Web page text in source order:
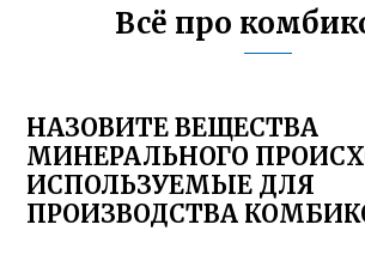
Всё про
НАЗОВИТЕ ВЕЩЕСТВА
МИНЕРАЛЬНОГО
ИСПОЛЬЗУЕМЫЕ ДЛЯ
ПРОИЗВОДСТВА